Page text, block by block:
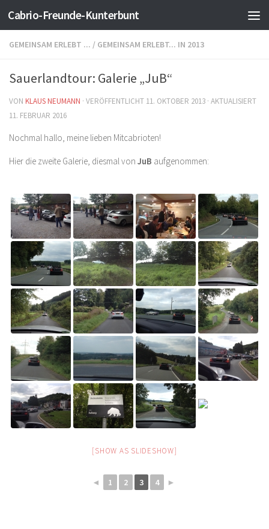
Zum Inhalt springen
Cabrio-Freunde-Kunterbunt
GEMEINSAM ERLEBT ... / GEMEINSAM ERLEBT... IN 2013
Sauerlandtour: Galerie „JuB“
VON KLAUS NEUMANN · VERÖFFENTLICHT 11. OKTOBER 2013 · AKTUALISIERT
11. FEBRUAR 2016
Nochmal hallo, meine lieben Mitcabrioten!
Hier die zweite Galerie, diesmal von JuB aufgenommen:
[SHOW AS SLIDESHOW]
◄ 1 2 3 4 ►